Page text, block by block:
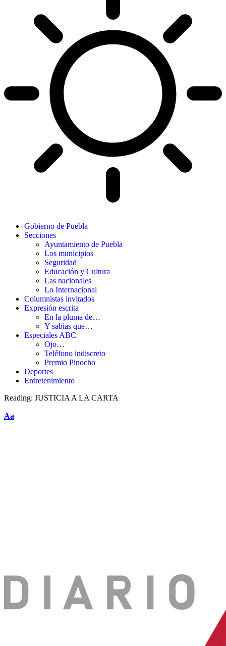
Gobierno de Puebla
Secciones
Ayuntamiento de Puebla
Los municipios
Seguridad
Educación y Cultura
Las nacionales
Lo Internacional
Columnistas invitados
Expresión escrita
En la pluma de…
Y sabías que…
Especiales ABC
Ojo…
Teléfono indiscreto
Premio Pinocho
Deportes
Entretenimiento
Reading: JUSTICIA A LA CARTA
Aa